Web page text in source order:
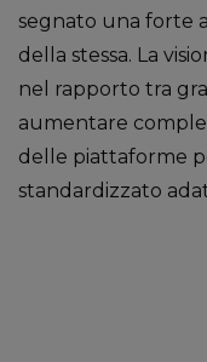
segnato una forte
della stessa. La
nel rapporto tra
aumentare
delle piattaforme
standardizzato